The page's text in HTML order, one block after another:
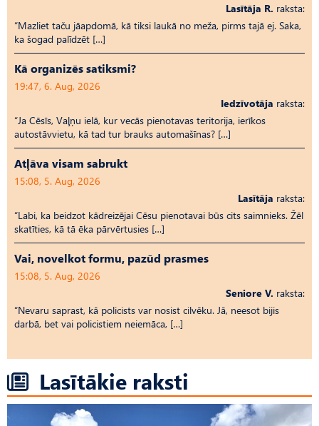
Lasītāja R. raksta:
“Mazliet taču jāapdomā, kā tiksi laukā no meža, pirms tajā ej. Saka,
ka šogad palīdzēt […]
Kā organizēs satiksmi?
19:47, 6. Aug, 2026
Iedzīvotāja raksta:
“Ja Cēsīs, Vaļņu ielā, kur vecās pienotavas teritorija, ierīkos
autostāvvietu, kā tad tur brauks automašīnas? […]
Atļāva visam sabrukt
15:08, 5. Aug, 2026
Lasītāja raksta:
“Labi, ka beidzot kādreizējai Cēsu pienotavai būs cits saimnieks. Žēl
skatīties, kā tā ēka pārvērtusies […]
Vai, novelkot formu, pazūd prasmes
15:08, 5. Aug, 2026
Seniore V. raksta:
“Nevaru saprast, kā policists var nosist cilvēku. Jā, neesot bijis
darbā, bet vai policistiem neiemāca, […]
Lasītākie raksti